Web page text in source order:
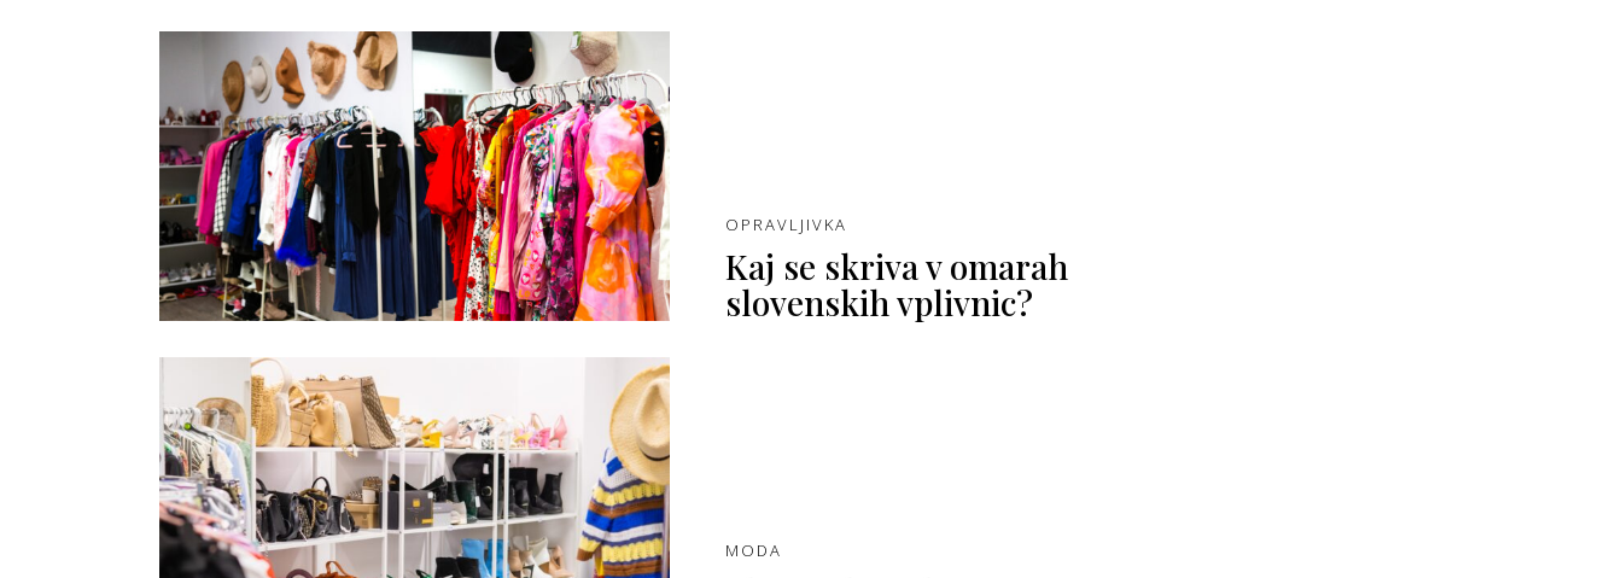
OPRAVLJIVKA
Kaj se skriva v omarah
slovenskih vplivnic?
MODA